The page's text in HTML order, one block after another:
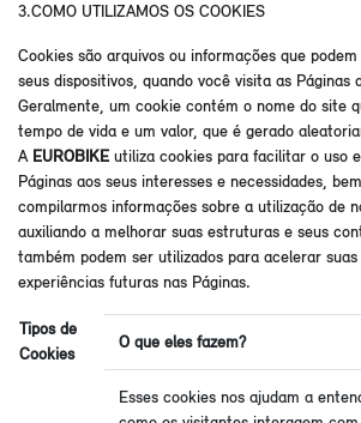
3.COMO UTILIZAMOS OS COOKIES
Cookies são arquivos ou informações que
seus dispositivos, quando você visita as Páginas
Geralmente, um cookie contém o nome do site
tempo de vida e um valor, que é gerado
A EUROBIKE utiliza cookies para facilitar o uso
Páginas aos seus interesses e necessidades,
compilarmos informações sobre a utilização de
auxiliando a melhorar suas estruturas e seus
também podem ser utilizados para acelerar
experiências futuras nas Páginas.
Tipos de
Cookies
O que eles fazem?
Esses cookies nos ajudam a